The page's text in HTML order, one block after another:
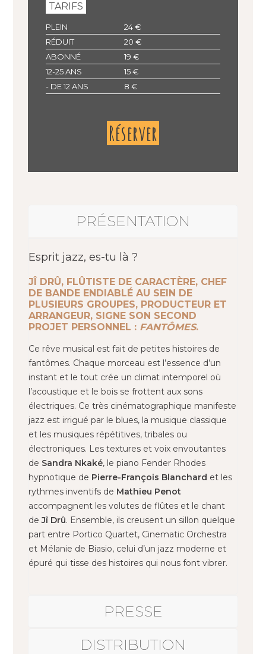
TARIFS
PLEIN
24 €
RÉDUIT
20 €
ABONNÉ
19 €
12-25 ANS
15 €
- DE 12 ANS
8 €
Réserver
PRÉSENTATION
Esprit jazz, es-tu là ?
JÎ DRÛ, FLÛTISTE DE CARACTÈRE, CHEF
DE BANDE ENDIABLÉ AU SEIN DE
PLUSIEURS GROUPES, PRODUCTEUR ET
ARRANGEUR, SIGNE SON SECOND
PROJET PERSONNEL : FANTÔMES.
Ce rêve musical est fait de petites histoires de
fantômes. Chaque morceau est l’essence d’un
instant et le tout crée un climat intemporel où
l’acoustique et le bois se frottent aux sons
électriques. Ce très cinématographique manifeste
jazz est irrigué par le blues, la musique classique
et les musiques répétitives, tribales ou
électroniques. Les textures et voix envoutantes
de Sandra Nkaké, le piano Fender Rhodes
hypnotique de Pierre-François Blanchard et les
rythmes inventifs de Mathieu Penot
accompagnent les volutes de flûtes et le chant
deJî Drû. Ensemble, ils creusent un sillon quelque
part entre Portico Quartet, Cinematic Orchestra
et Mélanie de Biasio, celui d’un jazz moderne et
épuré qui tisse des histoires qui nous font vibrer.
PRESSE
DISTRIBUTION